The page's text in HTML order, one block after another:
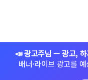
📣 광고주님 — 광고, 하
배너·라이브 광고를